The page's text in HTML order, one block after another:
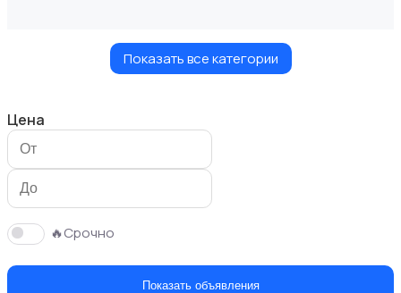
Куклы и игрушки
Показать все категории
Цена
🔥Срочно
Показать объявления